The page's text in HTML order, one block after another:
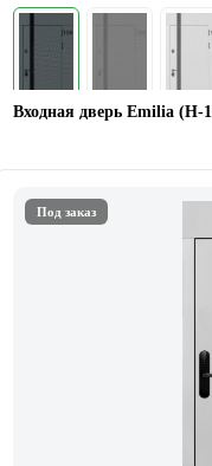
Входная дверь Emilia (Н-
Под заказ